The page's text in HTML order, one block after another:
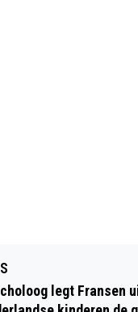
legt Fransen